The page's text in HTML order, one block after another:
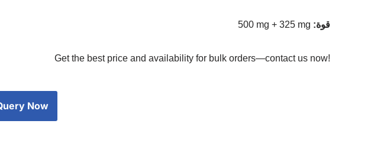
500 mg + 325 mg :قوة
Get the best price and availability for bulk orders—contact us now!